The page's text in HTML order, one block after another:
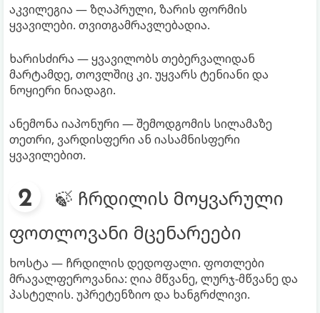
აკვილეგია — ზღაპრული, ზარის ფორმის
ყვავილები. თვითგამრავლებადია.
ხარისძირა — ყვავილობს თებერვალიდან
მარტამდე, თოვლშიც კი. უყვარს ტენიანი და
ნოყიერი ნიადაგი.
ანემონა იაპონური — შემოდგომის სილამაზე
თეთრი, ვარდისფერი ან იასამნისფერი
ყვავილებით.
🍃 ჩრდილის მოყვარული
ფოთლოვანი მცენარეები
ხოსტა — ჩრდილის დედოფალი. ფოთლები
მრავალფეროვანია: ღია მწვანე, ლურჯ-მწვანე და
პასტელის. უპრეტენზიო და ხანგრძლივი.